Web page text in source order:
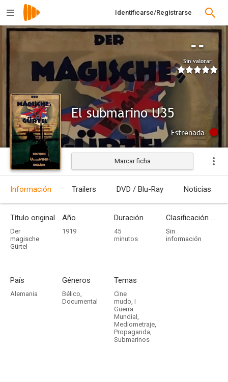
Identificarse/Registrarse
--
Sin valorar
El submarino U35
Estrenada
Marcar ficha
Información Trailers DVD / Blu-Ray Noticias
Título original
Der
magische
Gürtel
Año
1919
Duración
45
minutos
Clasificación por edades
Sin
información
País
Alemania
Géneros
Bélico,
Documental
Temas
Cine
mudo, I
Guerra
Mundial ,
Mediometraje,
Propaganda,
Submarinos